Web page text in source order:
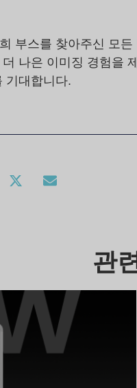
부스를 찾아주신 모
나은 이미징 경험을
기대합니다.
관